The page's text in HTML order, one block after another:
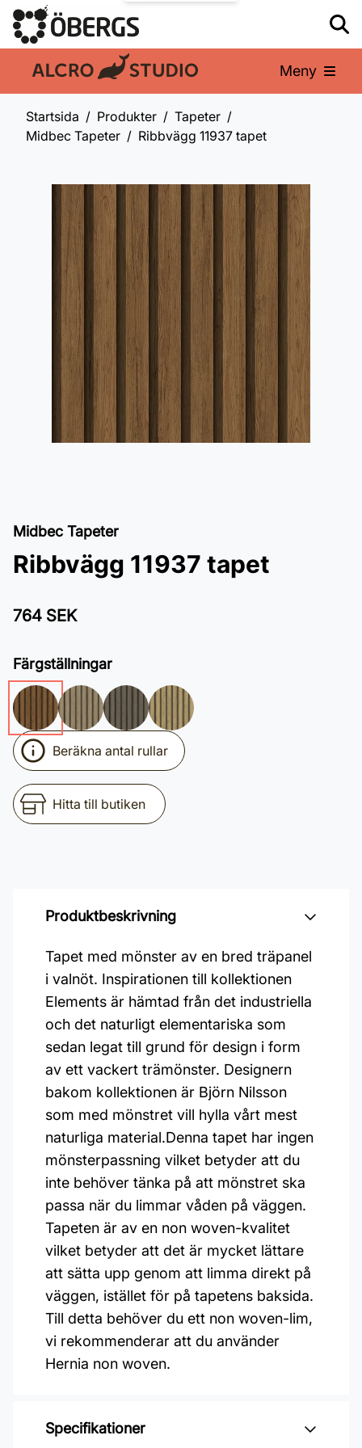
En del av: Meny
Startsida Produkter
Tapeter
Midbec Tapeter
Ribbvägg 11937 tapet
Midbec Tapeter
Ribbvägg 11937 tapet
764 SEK
Färgställningar
Beräkna antal rullar
Hitta till butiken
Produktbeskrivning
Tapet med mönster av en bred träpanel
i valnöt. Inspirationen till kollektionen
Elements är hämtad från det industriella
och det naturligt elementariska som
sedan legat till grund för design i form
av ett vackert trämönster. Designern
bakom kollektionen är Björn Nilsson
som med mönstret vill hylla vårt mest
naturliga material.Denna tapet har ingen
mönsterpassning vilket betyder att du
inte behöver tänka på att mönstret ska
passa när du limmar våden på väggen.
Tapeten är av en non woven-kvalitet
vilket betyder att det är mycket lättare
att sätta upp genom att limma direkt på
väggen, istället för på tapetens baksida.
Till detta behöver du ett non woven-lim,
vi rekommenderar att du använder
Hernia non woven.
Specifikationer